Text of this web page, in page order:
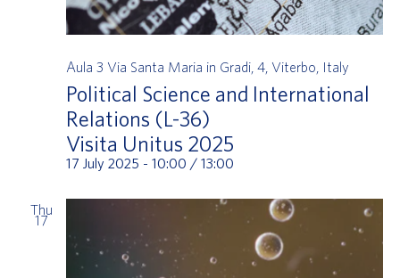
Political Science and International
Relations (L-36)
Visita Unitus 2025
17 July 2025 - 10:00 / 13:00
Aula 3 Via Santa Maria in Gradi, 4, Viterbo, Italy
Thu
17